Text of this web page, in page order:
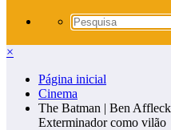
×
Página inicial
Cinema
The Batman | Ben
Exterminador como vilão